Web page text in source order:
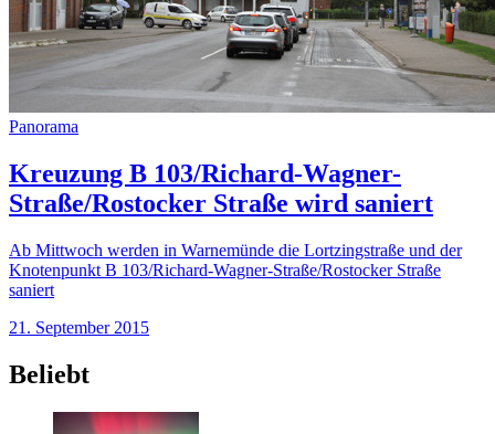
Panorama
Kreuzung B 103/Richard-Wagner-
Straße/Rostocker Straße wird saniert
Ab Mittwoch werden in Warnemünde die Lortzingstraße und der
Knotenpunkt B 103/Richard-Wagner-Straße/Rostocker Straße
saniert
21. September 2015
Beliebt